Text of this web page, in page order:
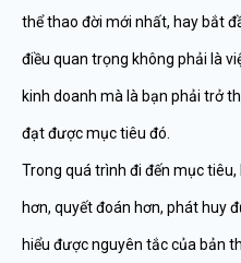
thể thao đời mới nhất, hay bắt
điều quan trọng không phải là
kinh doanh mà là bạn phải trở
đạt được mục tiêu đó.
Trong quá trình đi đến mục
hơn, quyết đoán hơn, phát huy
hiểu được nguyên tắc của bản